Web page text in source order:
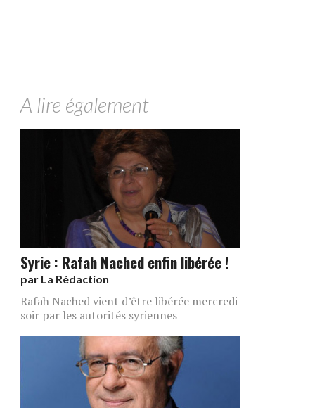
A lire également
Syrie : Rafah Nached enfin libérée !
par La Rédaction
Rafah Nached vient d’être libérée mercredi
soir par les autorités syriennes